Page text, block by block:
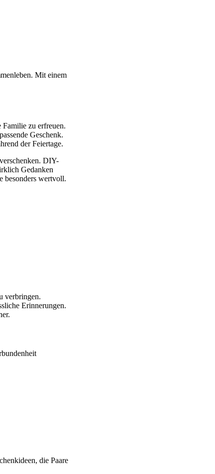
Mit einem
Familie zu erfreuen.
Geschenk.
der Feiertage.
verschenken. DIY-
Gedanken
besonders wertvoll.
verbringen.
Erinnerungen.
die Paare